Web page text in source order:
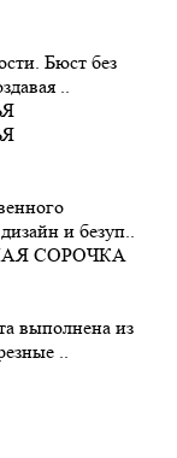
Бюст без
..
и безуп..
выполнена из
..